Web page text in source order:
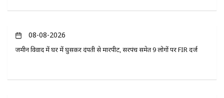
08-08-2026
जमीन विवाद में घर में घुसकर दंपती से मारपीट, सरपंच समेत 9 लोगों पर FIR दर्ज